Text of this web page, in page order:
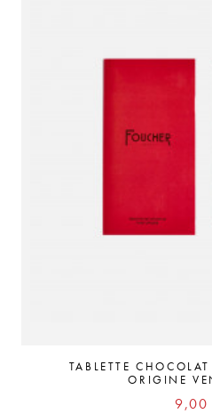
TABLETTE
ORIGINE
9,00